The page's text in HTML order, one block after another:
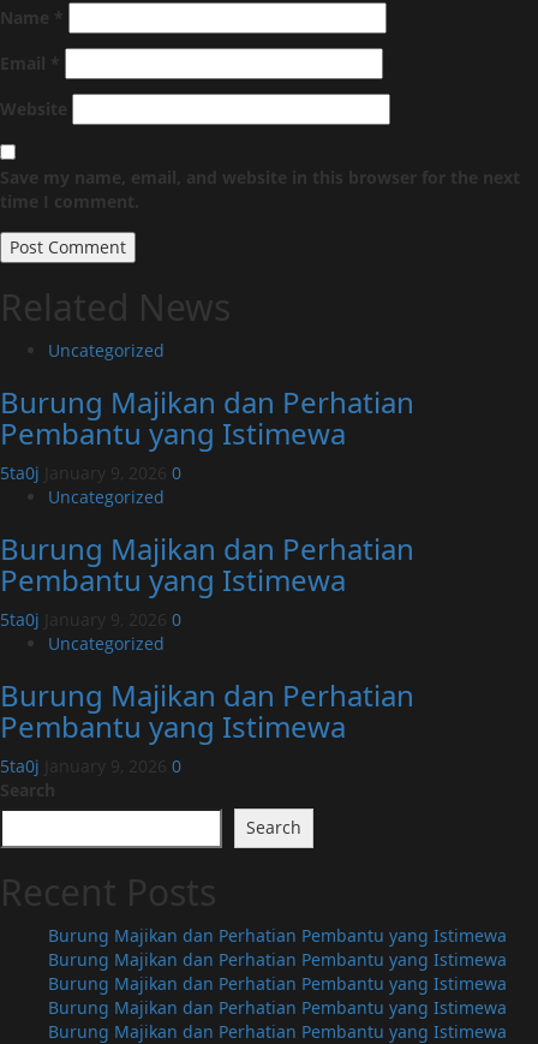
Name *
Email *
Website
Save my name, email, and website in this browser for the next
time I comment.
Related News
Uncategorized
Burung Majikan dan Perhatian
Pembantu yang Istimewa
5ta0j January 9, 2026 0
Uncategorized
Burung Majikan dan Perhatian
Pembantu yang Istimewa
5ta0j January 9, 2026 0
Uncategorized
Burung Majikan dan Perhatian
Pembantu yang Istimewa
5ta0j January 9, 2026 0
Search
Search
Recent Posts
Burung Majikan dan Perhatian Pembantu yang Istimewa
Burung Majikan dan Perhatian Pembantu yang Istimewa
Burung Majikan dan Perhatian Pembantu yang Istimewa
Burung Majikan dan Perhatian Pembantu yang Istimewa
Burung Majikan dan Perhatian Pembantu yang Istimewa